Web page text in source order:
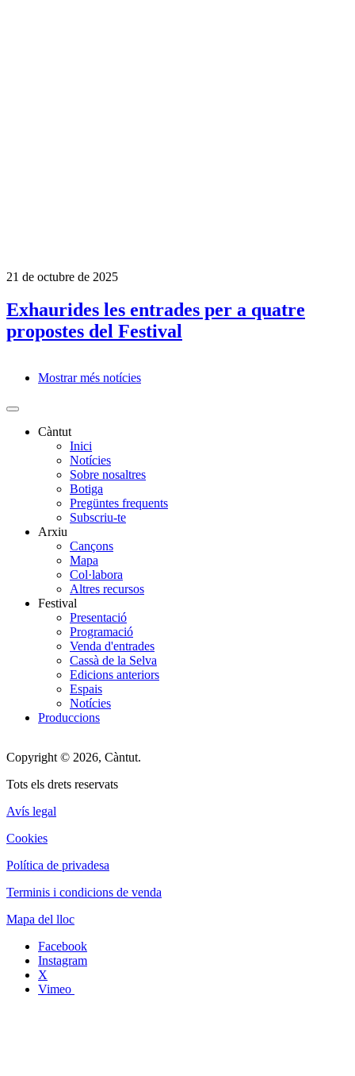
21 de octubre de 2025
Exhaurides les entrades per a quatre
propostes del Festival
Mostrar més notícies
Càntut
Inici
Notícies
Sobre nosaltres
Botiga
Pregüntes frequents
Subscriu-te
Arxiu
Cançons
Mapa
Col·labora
Altres recursos
Festival
Presentació
Programació
Venda d'entrades
Cassà de la Selva
Edicions anteriors
Espais
Notícies
Produccions
Copyright © 2026, Càntut.
Tots els drets reservats
Avís legal
Cookies
Política de privadesa
Terminis i condicions de venda
Mapa del lloc
Facebook
Instagram
X
Vimeo